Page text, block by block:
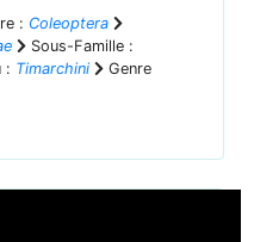
: Coleoptera
Sous-Famille :
: Timarchini
Genre